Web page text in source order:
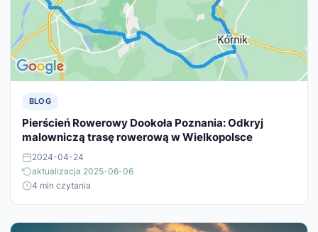
BLOG
Pierścień Rowerowy Dookoła Poznania: Odkryj
malowniczą trasę rowerową w Wielkopolsce
2024-04-24
aktualizacja 2025-06-06
4 min czytania